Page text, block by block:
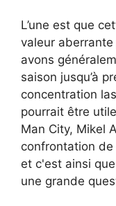
L’une est que
valeur
avons
saison jusqu’à
concentration
pourrait être
Man City, Mikel
confrontation de
et c'est ainsi
une grande